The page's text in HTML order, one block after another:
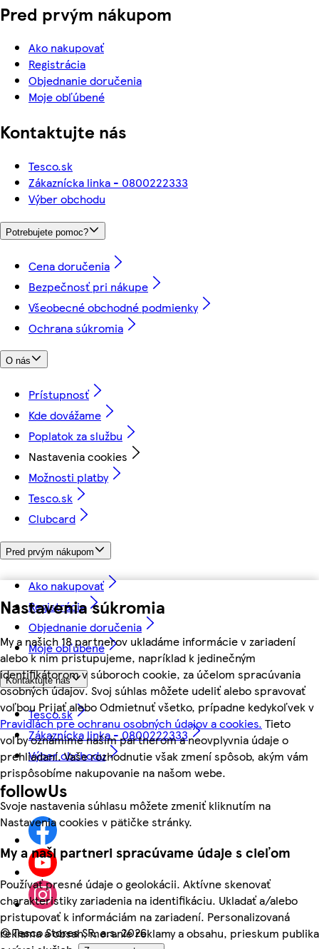
Nastavenia súkromia
My a našich 18 partnerov ukladáme informácie v zariadení
alebo k nim pristupujeme, napríklad k jedinečným
identifikátorom v súboroch cookie, za účelom spracúvania
osobných údajov. Svoj súhlas môžete udeliť alebo spravovať
voľbou Prijať alebo Odmietnuť všetko, prípadne kedykoľvek v
Pravidlách pre ochranu osobných údajov a cookies. Tieto
voľby oznámime našim partnerom a neovplyvnia údaje o
prehliadaní. Vaše rozhodnutie však zmení spôsob, akým vám
prispôsobíme nakupovanie na našom webe.
Svoje nastavenia súhlasu môžete zmeniť kliknutím na
Nastavenia cookies v pätičke stránky.
My a naši partneri spracúvame údaje s cieľom
Používať presné údaje o geolokácii. Aktívne skenovať
charakteristiky zariadenia na identifikáciu. Ukladať a/alebo
pristupovať k informáciám na zariadení. Personalizovaná
reklama a obsah, meranie reklamy a obsahu, prieskum publika
Pred prvým nákupom
Ako nakupovať
Registrácia
Objednanie doručenia
Moje obľúbené
Kontaktujte nás
Tesco.sk
Zákaznícka linka - 0800222333
Výber obchodu
Potrebujete pomoc?
Cena doručenia
Bezpečnosť pri nákupe
Všeobecné obchodné podmienky
Ochrana súkromia
O nás
Prístupnosť
Kde dovážame
Poplatok za službu
Nastavenia cookies
Možnosti platby
Tesco.sk
Clubcard
Pred prvým nákupom
Ako nakupovať
Registrácia
Objednanie doručenia
Moje obľúbené
Kontaktujte nás
Tesco.sk
Zákaznícka linka - 0800222333
Výber obchodu
followUs
©Tesco Stores SR, a.s. 2026